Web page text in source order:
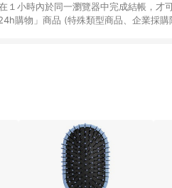
小時內於同一瀏覽器中完成結帳，才
購物」商品 (特殊類型商品、企業採購
體、奶粉/副食品、電腦軟體、InComm
POINTS點數資格亦不得使用點數紅包
LINE購物為購物資訊整合性平台，商品
購物銷售網頁不符，以銷售網頁標示為準